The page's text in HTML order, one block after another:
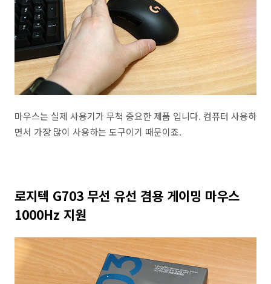
마우스는 실제 사용기가 무척 중요한 제품 입니다. 컴퓨터 사용하
면서 가장 많이 사용하는 도구이기 때문이죠.
로지텍 G703 무선 유선 겸용 게이밍 마우스
1000Hz 지원